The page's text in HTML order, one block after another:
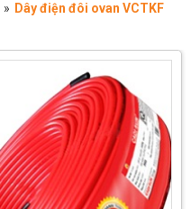
» Dây điện đôi ovan VCTKF